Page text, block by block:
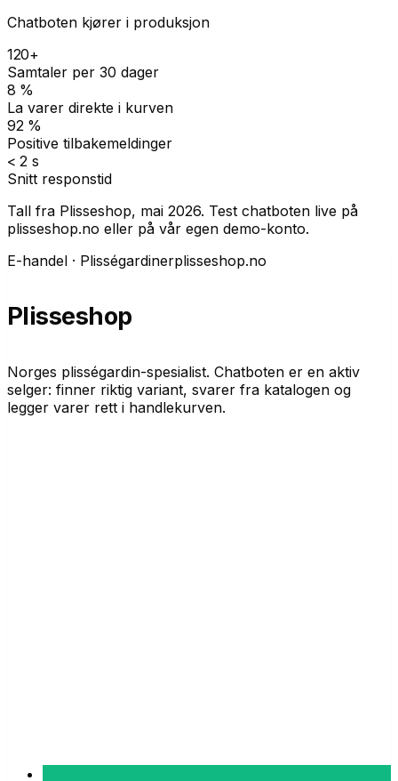
Chatboten kjører i produksjon
120+
Samtaler per 30 dager
8 %
La varer direkte i kurven
92 %
Positive tilbakemeldinger
< 2 s
Snitt responstid
Tall fra Plisseshop, mai 2026. Test chatboten live på
plisseshop.no eller på vår egen demo-konto.
E-handel · Plisségardinerplisseshop.no
Plisseshop
Norges plisségardin-spesialist. Chatboten er en aktiv
selger: finner riktig variant, svarer fra katalogen og
legger varer rett i handlekurven.